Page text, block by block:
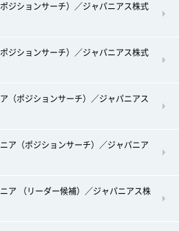
ジションサーチ）／ジャパニアス株式
ジションサーチ）／ジャパニアス株式
（ポジションサーチ）／ジャパニアス
ア（ポジションサーチ）／ジャパニア
ア （リーダー候補）／ジャパニアス株